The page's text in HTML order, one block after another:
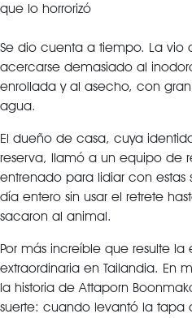
que lo horrorizó
Se dio cuenta a tiempo. La vio
acercarse demasiado al
enrollada y al asecho, con
agua.
El dueño de casa, cuya
reserva, llamó a un equipo de
entrenado para lidiar con estas
día entero sin usar el retrete
sacaron al animal.
Por más increíble que resulte
extraordinaria en Tailandia. En
la historia de Attaporn
suerte: cuando levantó la tapa